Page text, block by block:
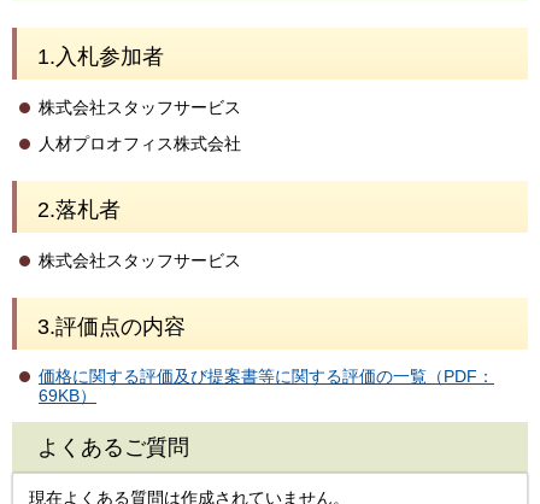
1.入札参加者
株式会社スタッフサービス
人材プロオフィス株式会社
2.落札者
株式会社スタッフサービス
3.評価点の内容
価格に関する評価及び提案書等に関する評価の一覧（PDF：
69KB）
よくあるご質問
現在よくある質問は作成されていません。